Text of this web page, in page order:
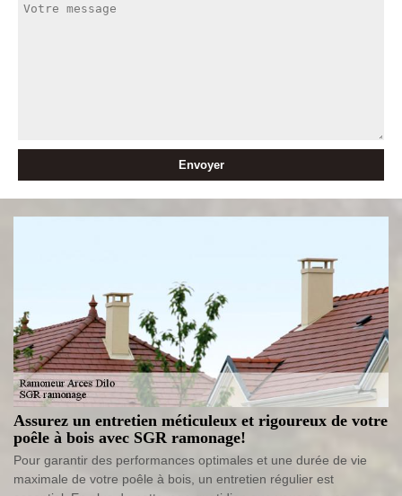
Assurez un entretien méticuleux et rigoureux de votre
poêle à bois avec SGR ramonage!
Pour garantir des performances optimales et une durée de vie
maximale de votre poêle à bois, un entretien régulier est